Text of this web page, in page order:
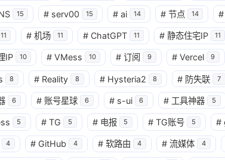
15 # serv00 15 # ai 14 # 节点 14 #
11 # 机场 11 # ChatGPT 11 # 静态住宅IP 11
IP 10 # VMess 10 # 订阅 9 # Vercel 9
8 # Reality 8 # Hysteria2 8 # 防失联 7
6 # 账号星球 6 # s-ui 6 # 工具神器 5
5 # TG 5 # 电报 5 # TG账号 5 #
4 # GitHub 4 # 软路由 4 # 流媒体 4